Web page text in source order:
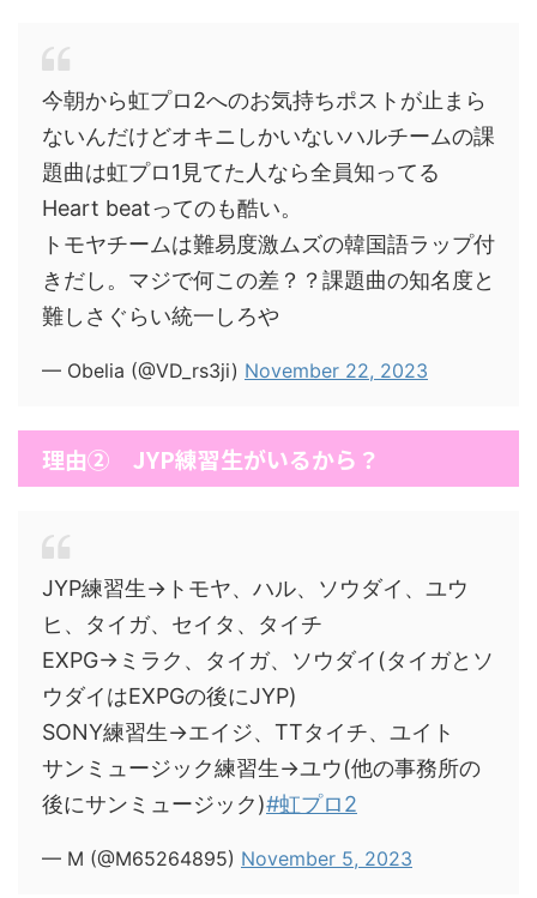
今朝から虹プロ2へのお気持ちポストが止まら
ないんだけどオキニしかいないハルチームの課
題曲は虹プロ1見てた人なら全員知ってる
Heart beatってのも酷い。
トモヤチームは難易度激ムズの韓国語ラップ付
きだし。マジで何この差？？課題曲の知名度と
難しさぐらい統一しろや
— Obelia (@VD_rs3ji) November 22, 2023
理由② JYP練習生がいるから？
JYP練習生→トモヤ、ハル、ソウダイ、ユウ
ヒ、タイガ、セイタ、タイチ
EXPG→ミラク、タイガ、ソウダイ(タイガとソ
ウダイはEXPGの後にJYP)
SONY練習生→エイジ、TTタイチ、ユイト
サンミュージック練習生→ユウ(他の事務所の
後にサンミュージック)#虹プロ2
— M (@M65264895) November 5, 2023